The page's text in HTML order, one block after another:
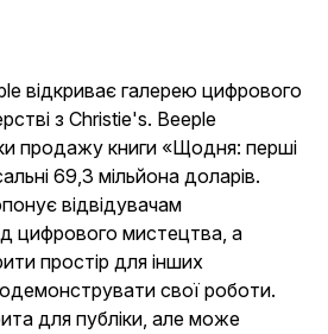
відкриває галерею цифрового
з Christie's. Beeple
продажу книги «Щодня: перші
69,3 мільйона доларів.
відвідувачам
цифрового мистецтва, а
простір для інших
свої роботи.
для публіки, але може